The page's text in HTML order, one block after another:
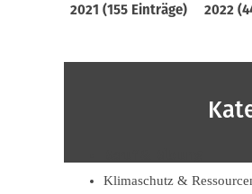
2021 (155 Einträge)
2022
Klimaschutz &